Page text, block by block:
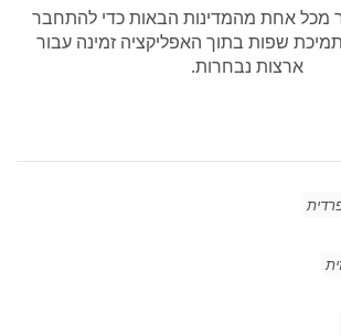
מכל אחת מהמדינות הבאות כדי להתחבר
שפות בתוך האפליקציה זמינה עבור
ארצות נבחרות.